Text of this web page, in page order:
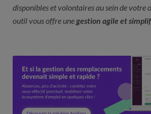
disponibles et volontaires au sein de votre
outil vous offre une gestion agile et